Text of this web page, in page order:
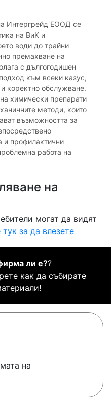
Интергрейд ЕООД се
на ВиК и
води до трайни
премахване на
с дългогодишен
към всеки казус,
коректно обслужване.
химически препарати
методи, които
възможността за
и профилактични
работа на
на
могат да видят
за да влезете
ли е??
как да събирате
на